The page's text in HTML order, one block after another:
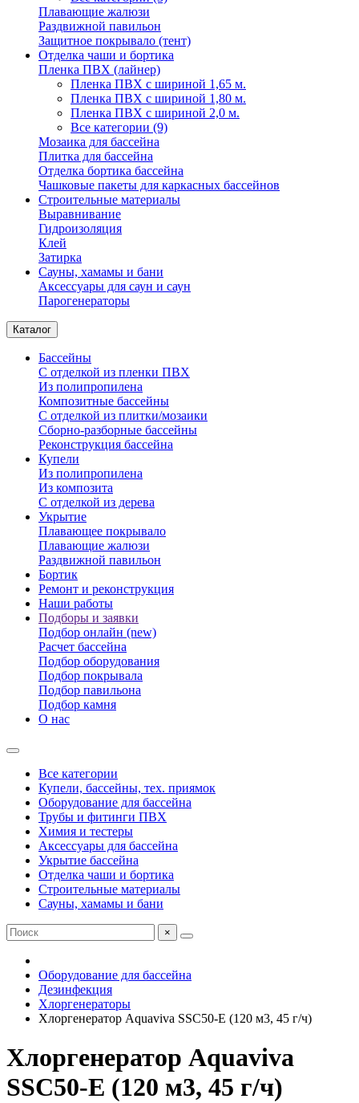
Плавающие жалюзи
Раздвижной павильон
Защитное покрывало (тент)
Отделка чаши и бортика
Пленка ПВХ (лайнер)
Пленка ПВХ с шириной 1,65 м.
Пленка ПВХ с шириной 1,80 м.
Пленка ПВХ с шириной 2,0 м.
Все категории (9)
Мозаика для бассейна
Плитка для бассейна
Отделка бортика бассейна
Чашковые пакеты для каркасных бассейнов
Строительные материалы
Выравнивание
Гидроизоляция
Клей
Затирка
Сауны, хамамы и бани
Аксессуары для саун и саун
Парогенераторы
Каталог
Бассейны
С отделкой из пленки ПВХ
Из полипропилена
Композитные бассейны
С отделкой из плитки/мозаики
Сборно-разборные бассейны
Реконструкция бассейна
Купели
Из полипропилена
Из композита
С отделкой из дерева
Укрытие
Плавающее покрывало
Плавающие жалюзи
Раздвижной павильон
Бортик
Ремонт и реконструкция
Наши работы
Подборы и заявки
Подбор онлайн (new)
Расчет бассейна
Подбор оборудования
Подбор покрывала
Подбор павильона
Подбор камня
О нас
Все категории
Купели, бассейны, тех. приямок
Оборудование для бассейна
Трубы и фитинги ПВХ
Химия и тестеры
Аксессуары для бассейна
Укрытие бассейна
Отделка чаши и бортика
Строительные материалы
Сауны, хамамы и бани
×
Оборудование для бассейна
Дезинфекция
Хлоргенераторы
Хлоргенератор Aquaviva SSC50-E (120 м3, 45 г/ч)
Хлоргенератор Aquaviva
SSC50-E (120 м3, 45 г/ч)